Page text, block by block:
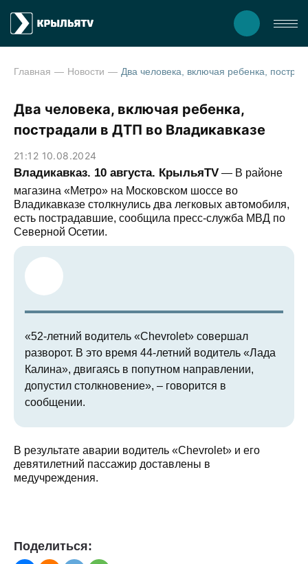
Главная Новости
Два человека, включая ребенка,
пострадали в ДТП во Владикавказе
21:12 10.08.2024
Владикавказ. 10 августа. КрыльяTV — В районе
магазина «Метро» на Московском шоссе во
Владикавказе столкнулись два легковых автомобиля,
есть пострадавшие, сообщила пресс-служба МВД по
Северной Осетии.
«52-летний водитель «Chevrolet» совершал
разворот. В это время 44-летний водитель «Лада
Калина», двигаясь в попутном направлении,
допустил столкновение», – говорится в
сообщении.
В результате аварии водитель «Chevrolet» и его
девятилетний пассажир доставлены в
медучреждения.
Поделиться: